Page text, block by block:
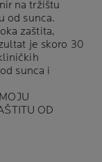
na tržištu
od sunca.
zaštita,
je skoro 30
sunca i
OD